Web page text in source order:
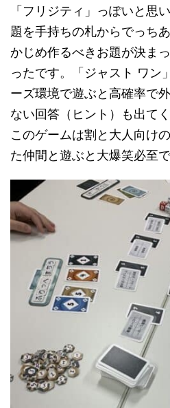
「フリジティ」っぽいと思
題を手持ちの札からでっち
かじめ作るべきお題が決ま
ったです。「ジャスト ワン
ーズ環境で遊ぶと高確率で
ない回答（ヒント）も出て
このゲームは割と大人向け
た仲間と遊ぶと大爆笑必至で